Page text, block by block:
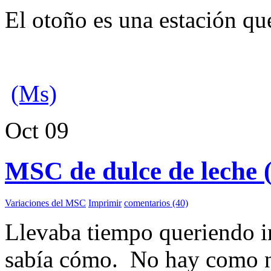
El otoño es una estación
(Ms)
Oct 09
MSC de dulce de
Variaciones del MSC Imprimir comentarios (40)
Llevaba tiempo queriendo
sabía cómo. No hay como